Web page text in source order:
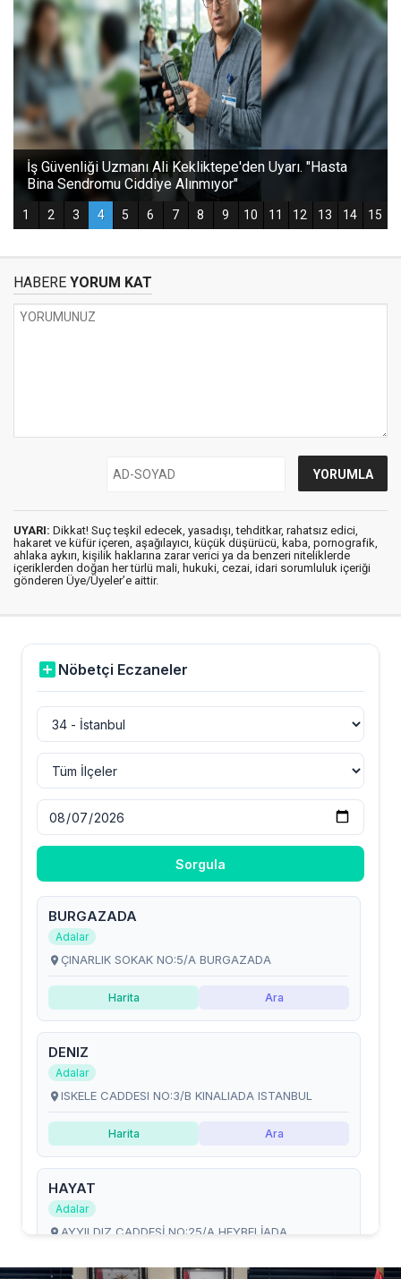
HABERE YORUM KAT
UYARI: Dikkat! Suç teşkil edecek, yasadışı, tehditkar, rahatsız edici,
hakaret ve küfür içeren, aşağılayıcı, küçük düşürücü, kaba, pornografik,
ahlaka aykırı, kişilik haklarına zarar verici ya da benzeri niteliklerde
içeriklerden doğan her türlü mali, hukuki, cezai, idari sorumluluk içeriği
gönderen Üye/Üyeler’e aittir.